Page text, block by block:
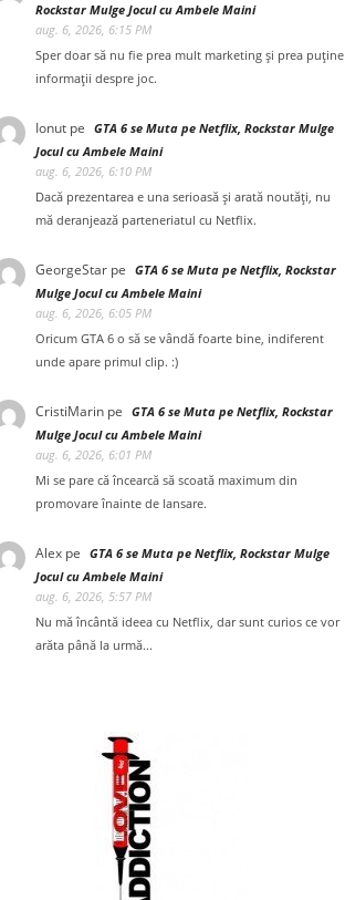
Rockstar Mulge Jocul cu Ambele Maini
aug. 6, 2026, 6:15 PM
Sper doar să nu fie prea mult marketing și prea puține
informații despre joc.
Ionut pe GTA 6 se Muta pe Netflix, Rockstar Mulge
Jocul cu Ambele Maini
aug. 6, 2026, 6:10 PM
Dacă prezentarea e una serioasă și arată noutăți, nu
mă deranjează parteneriatul cu Netflix.
GeorgeStar pe GTA 6 se Muta pe Netflix, Rockstar
Mulge Jocul cu Ambele Maini
aug. 6, 2026, 6:05 PM
Oricum GTA 6 o să se vândă foarte bine, indiferent
unde apare primul clip. :)
CristiMarin pe GTA 6 se Muta pe Netflix, Rockstar
Mulge Jocul cu Ambele Maini
aug. 6, 2026, 6:01 PM
Mi se pare că încearcă să scoată maximum din
promovare înainte de lansare.
Alex pe GTA 6 se Muta pe Netflix, Rockstar Mulge
Jocul cu Ambele Maini
aug. 6, 2026, 5:57 PM
Nu mă încântă ideea cu Netflix, dar sunt curios ce vor
arăta până la urmă...